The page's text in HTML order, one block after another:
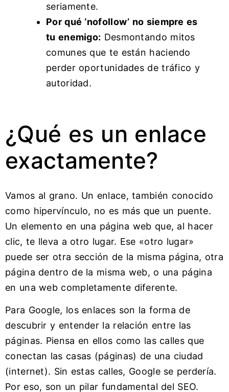
seriamente.
Por qué ‘nofollow’ no siempre es
tu enemigo: Desmontando mitos
comunes que te están haciendo
perder oportunidades de tráfico y
autoridad.
¿Qué es un enlace
exactamente?
Vamos al grano. Un enlace, también conocido
como hipervínculo, no es más que un puente.
Un elemento en una página web que, al hacer
clic, te lleva a otro lugar. Ese «otro lugar»
puede ser otra sección de la misma página, otra
página dentro de la misma web, o una página
en una web completamente diferente.
Para Google, los enlaces son la forma de
descubrir y entender la relación entre las
páginas. Piensa en ellos como las calles que
conectan las casas (páginas) de una ciudad
(internet). Sin estas calles, Google se perdería.
Por eso, son un pilar fundamental del SEO.